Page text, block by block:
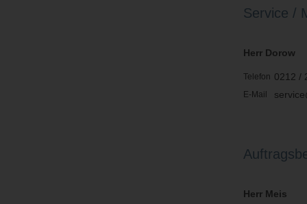
Service /
Herr Dorow
Telefon 0212 /
E-Mail
Herr Meis